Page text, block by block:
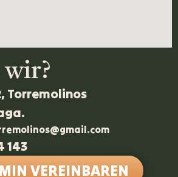
wir?
Torremolinos
143
VEREINBAREN